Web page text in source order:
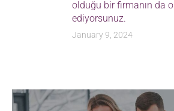
olduğu bir firmanın da
ediyorsunuz.
January 9, 2024